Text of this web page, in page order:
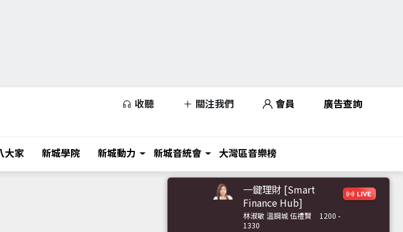
收聽 關注我們 會員 廣告查詢
大家 新城學院 新城動力 新城音統會 大灣區音樂榜
一鍵理財 [Smart
Finance Hub]
林淑敏 溫鋼城 伍禮賢
1200 -
1330